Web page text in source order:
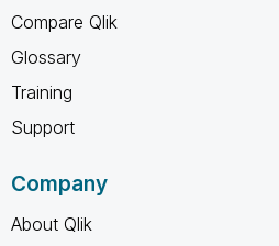
Compare Qlik
Glossary
Training
Support
Company
About Qlik